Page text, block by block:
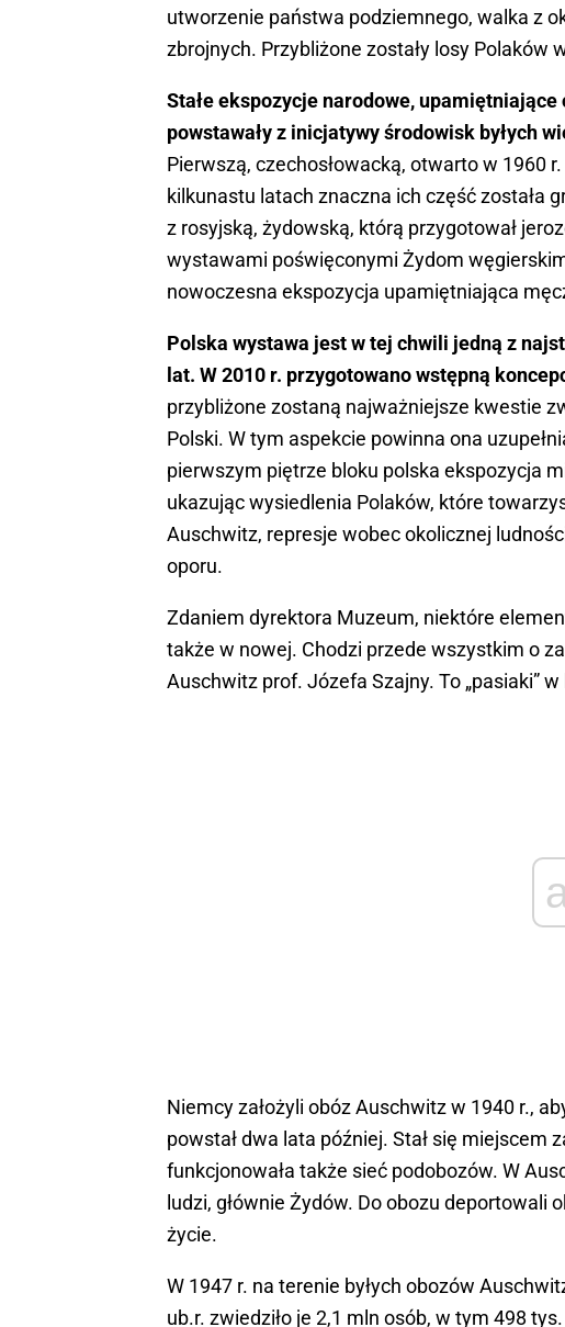
utworzenie państwa podziemnego, walka z
zbrojnych. Przybliżone zostały losy Polaków
Stałe ekspozycje narodowe,
powstawały z inicjatywy środowisk byłych
Pierwszą, czechosłowacką, otwarto w 1960
kilkunastu latach znaczna ich część została
z rosyjską, żydowską, którą przygotował
wystawami poświęconymi Żydom
nowoczesna ekspozycja upamiętniająca
Polska wystawa jest w tej chwili jedną z
lat. W 2010 r. przygotowano wstępną
przybliżone zostaną najważniejsze kwestie
Polski. W tym aspekcie powinna ona
pierwszym piętrze bloku polska ekspozycja
ukazując wysiedlenia Polaków, które
Auschwitz, represje wobec okolicznej
oporu.
Zdaniem dyrektora Muzeum, niektóre
także w nowej. Chodzi przede wszystkim o
Auschwitz prof. Józefa Szajny. To „pasiaki”
Niemcy założyli obóz Auschwitz w 1940 r.,
powstał dwa lata później. Stał się miejscem
funkcjonowała także sieć podobozów. W
ludzi, głównie Żydów. Do obozu deportowali
życie.
W 1947 r. na terenie byłych obozów
ub.r. zwiedziło je 2,1 mln osób, w tym 498